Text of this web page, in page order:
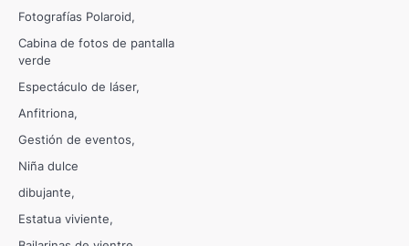
Fotografías Polaroid
Cabina de fotos de pantalla
verde
Espectáculo de láser
Anfitriona
Gestión de eventos
Niña dulce
dibujante
Estatua viviente